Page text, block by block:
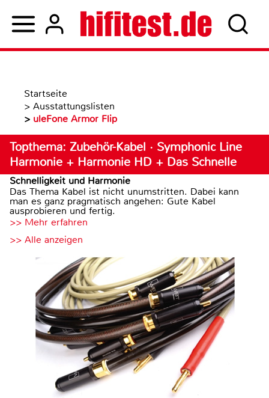
Startseite
> Ausstattungslisten
> uleFone Armor Flip
Topthema: Zubehör-Kabel · Symphonic Line
Harmonie + Harmonie HD + Das Schnelle
Schnelligkeit und Harmonie
Das Thema Kabel ist nicht unumstritten. Dabei kann
man es ganz pragmatisch angehen: Gute Kabel
ausprobieren und fertig.
>> Mehr erfahren
>> Alle anzeigen